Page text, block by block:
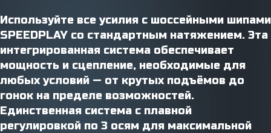
Используйте все усилия с шоссейными шипами
SPEEDPLAY со стандартным натяжением. Эта
интегрированная система обеспечивает
мощность и сцепление, необходимые для
любых условий — от крутых подъёмов до
гонок на пределе возможностей.
Единственная система с плавной
регулировкой по 3 осям для максимальной